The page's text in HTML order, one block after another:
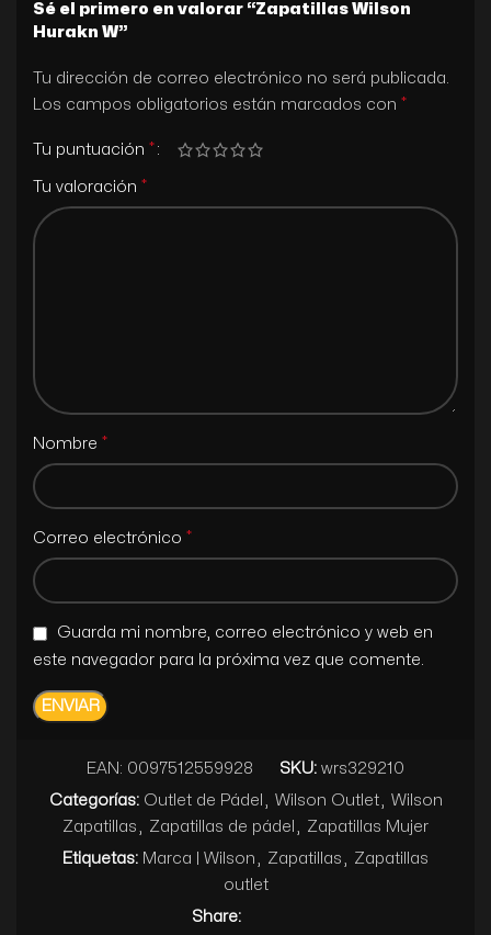
Sé el primero en valorar “Zapatillas Wilson
Hurakn W”
Tu dirección de correo electrónico no será publicada.
Los campos obligatorios están marcados con *
Tu puntuación *
Tu valoración *
Nombre *
Correo electrónico *
Guarda mi nombre, correo electrónico y web en
este navegador para la próxima vez que comente.
EAN: 0097512559928 SKU: wrs329210
Categorías: Outlet de Pádel Wilson Outlet
Wilson
Zapatillas
Zapatillas de pádel
Zapatillas Mujer
Etiquetas: Marca | Wilson Zapatillas
Zapatillas
outlet
Share: